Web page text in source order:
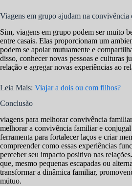
Viagens em grupo ajudam na convivência
Sim, viagens em grupo podem ser muito
entre casais. Elas proporcionam um
podem se apoiar mutuamente e
disso, conhecer novas pessoas e culturas
relação e agregar novas experiências ao
Leia Mais: Viajar a dois ou com filhos?
Conclusão
viagens para melhorar convivência
melhorar a convivência familiar e conjugal
ferramenta para fortalecer laços e criar
compreender como essas experiências
perceber seu impacto positivo nas
que, mesmo pequenas escapadas ou
transformar a dinâmica familiar,
mútuo.